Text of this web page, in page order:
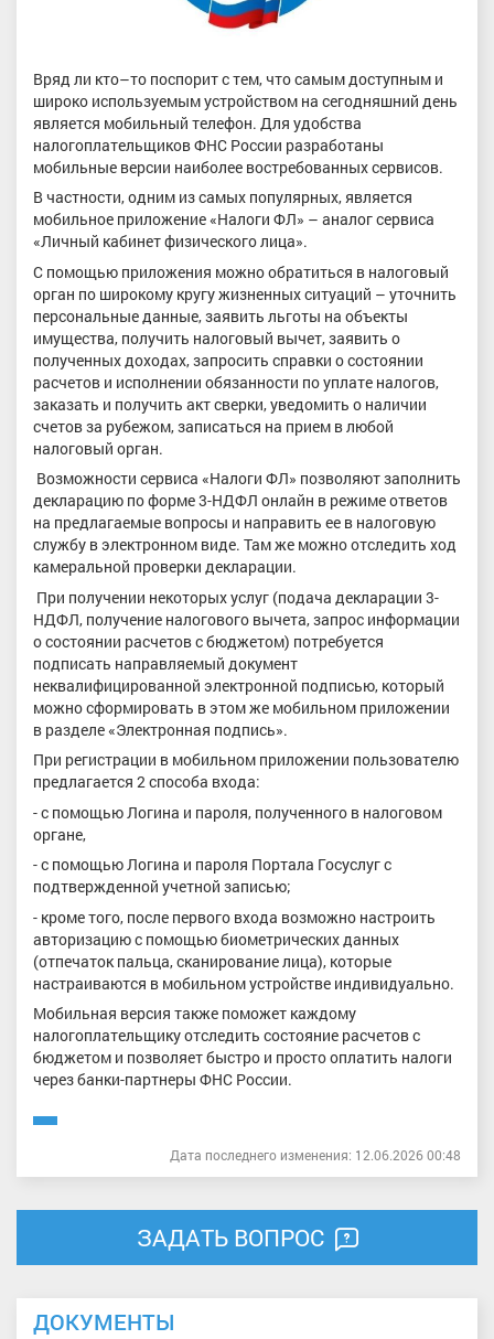
Вряд ли кто–то поспорит с тем, что самым доступным и
широко используемым устройством на сегодняшний день
является мобильный телефон. Для удобства
налогоплательщиков ФНС России разработаны
мобильные версии наиболее востребованных сервисов.
В частности, одним из самых популярных, является
мобильное приложение «Налоги ФЛ» – аналог сервиса
«Личный кабинет физического лица».
С помощью приложения можно обратиться в налоговый
орган по широкому кругу жизненных ситуаций – уточнить
персональные данные, заявить льготы на объекты
имущества, получить налоговый вычет, заявить о
полученных доходах, запросить справки о состоянии
расчетов и исполнении обязанности по уплате налогов,
заказать и получить акт сверки, уведомить о наличии
счетов за рубежом, записаться на прием в любой
налоговый орган.
Возможности сервиса «Налоги ФЛ» позволяют заполнить
декларацию по форме 3-НДФЛ онлайн в режиме ответов
на предлагаемые вопросы и направить ее в налоговую
службу в электронном виде. Там же можно отследить ход
камеральной проверки декларации.
При получении некоторых услуг (подача декларации 3-
НДФЛ, получение налогового вычета, запрос информации
о состоянии расчетов с бюджетом) потребуется
подписать направляемый документ
неквалифицированной электронной подписью, который
можно сформировать в этом же мобильном приложении
в разделе «Электронная подпись».
При регистрации в мобильном приложении пользователю
предлагается 2 способа входа:
- с помощью Логина и пароля, полученного в налоговом
органе,
- с помощью Логина и пароля Портала Госуслуг с
подтвержденной учетной записью;
- кроме того, после первого входа возможно настроить
авторизацию с помощью биометрических данных
(отпечаток пальца, сканирование лица), которые
настраиваются в мобильном устройстве индивидуально.
Мобильная версия также поможет каждому
налогоплательщику отследить состояние расчетов с
бюджетом и позволяет быстро и просто оплатить налоги
через банки-партнеры ФНС России.
Дата последнего изменения: 12.06.2026 00:48
ЗАДАТЬ ВОПРОС
ДОКУМЕНТЫ